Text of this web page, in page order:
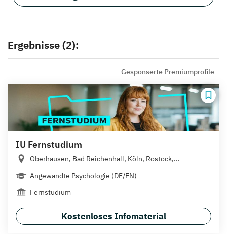
Ergebnisse (2):
Gesponserte Premiumprofile
IU Fernstudium
Oberhausen, Bad Reichenhall, Köln, Rostock,...
Angewandte Psychologie (DE/EN)
Fernstudium
Kostenloses Infomaterial